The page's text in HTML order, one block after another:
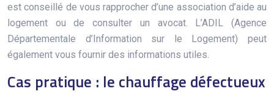
est conseillé de vous rapprocher d’une association d’aide au
logement ou de consulter un avocat. L’ADIL (Agence
Départementale d’Information sur le Logement) peut
également vous fournir des informations utiles.
Cas pratique : le chauffage défectueux